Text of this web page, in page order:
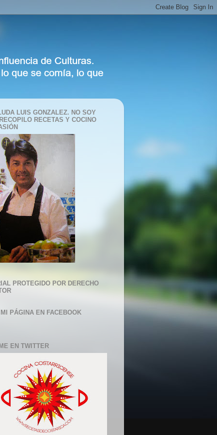
LUIS GONZALEZ. NO SOY
RECETAS Y COCINO
PROTEGIDO POR DERECHO
PÁGINA EN FACEBOOK
EN TWITTER